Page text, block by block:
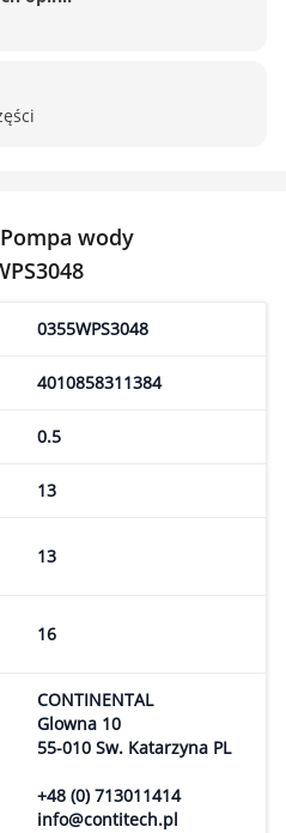
wody
0355WPS3048
4010858311384
0.5
13
13
16
CONTINENTAL
Glowna 10
55-010 Sw. Katarzyna PL
+48 (0) 713011414
info@contitech.pl